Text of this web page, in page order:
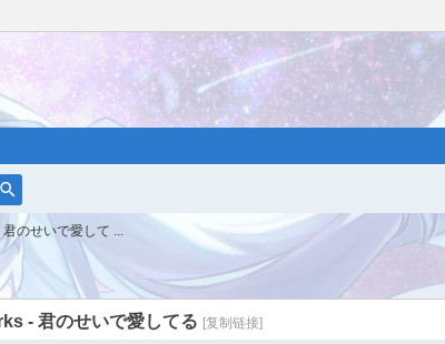
搜のせいで愛して ...
- 君のせいで愛してる [复制链接]